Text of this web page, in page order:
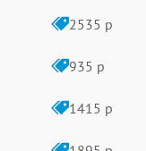
2535 р
935 р
1415 р